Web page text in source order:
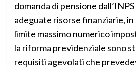
domanda di pensione
adeguate risorse finanziarie,
limite massimo numerico
la riforma previdenziale sono
requisiti agevolati che